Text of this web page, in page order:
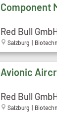
Component
Red Bull
Salzburg |
Avionic
Red Bull
Salzburg |